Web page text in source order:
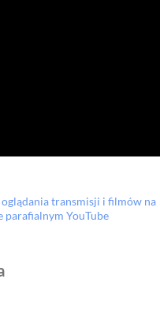
oglądania transmisji i filmów na
parafialnym YouTube